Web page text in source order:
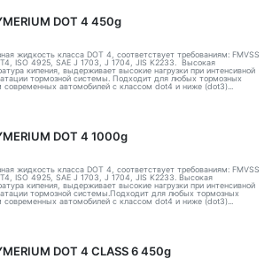
DOT 4 450g
жидкость класса DOT 4, соответствует требованиям: FMVSS
ISO 4925, SAE J 1703, J 1704, JIS K2233. Высокая
кипения, выдерживает высокие нагрузки при интенсивной
тормозной системы. Подходит для любых тормозных
современных автомобилей с классом dot4 и ниже (dot3)...
DOT 4 1000g
жидкость класса DOT 4, соответствует требованиям: FMVSS
ISO 4925, SAE J 1703, J 1704, JIS K2233. Высокая
кипения, выдерживает высокие нагрузки при интенсивной
тормозной системы.Подходит для любых тормозных
современных автомобилей с классом dot4 и ниже (dot3)...
DOT 4 CLASS 6 450g